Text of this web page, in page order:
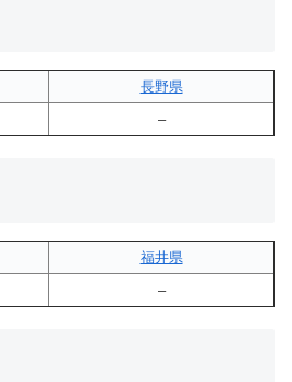
長野県
–
福井県
–